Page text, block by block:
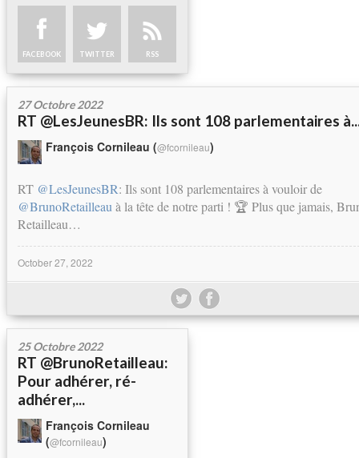
FACEBOOK TWITTER RSS
27 Octobre 2022
RT @LesJeunesBR: Ils sont 108 parlementaires
RT @LesJeunesBR: Ils sont 108 parlementaires à vouloir de
@BrunoRetailleau à la tête de notre parti ! 🏆 Plus que jamais,
Retailleau…
François Cornileau (@fcornileau)
October 27, 2022
25 Octobre 2022
RT @BrunoRetailleau:
Pour adhérer, ré-
adhérer,...
François Cornileau
(@fcornileau)